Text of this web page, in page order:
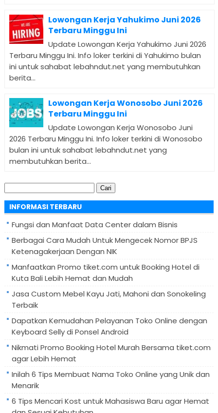
Lowongan Kerja Yahukimo Juni 2026
Terbaru Minggu Ini
Update Lowongan Kerja Yahukimo Juni 2026
Terbaru Minggu Ini. Info loker terkini di Yahukimo bulan
ini untuk sahabat lebahndut.net yang membutuhkan
berita...
Lowongan Kerja Wonosobo Juni 2026
Terbaru Minggu Ini
Update Lowongan Kerja Wonosobo Juni
2026 Terbaru Minggu Ini. Info loker terkini di Wonosobo
bulan ini untuk sahabat lebahndut.net yang
membutuhkan berita...
Cari
untuk:
INFORMASI TERBARU
Fungsi dan Manfaat Data Center dalam Bisnis
Berbagai Cara Mudah Untuk Mengecek Nomor BPJS
Ketenagakerjaan Dengan NIK
Manfaatkan Promo tiket.com untuk Booking Hotel di
Kuta Bali Lebih Hemat dan Mudah
Jasa Custom Mebel Kayu Jati, Mahoni dan Sonokeling
Terbaik
Dapatkan Kemudahan Pelayanan Toko Online dengan
Keyboard Selly di Ponsel Android
Nikmati Promo Booking Hotel Murah Bersama tiket.com
agar Lebih Hemat
Inilah 6 Tips Membuat Nama Toko Online yang Unik dan
Menarik
6 Tips Mencari Kost untuk Mahasiswa Baru agar Hemat